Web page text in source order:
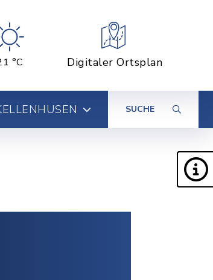
°C Digitaler Ortsplan
SUCHE